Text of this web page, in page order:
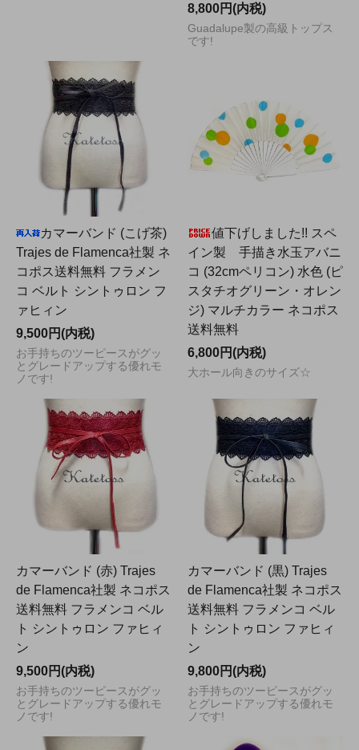
8,800円(内税)
Guadalupe製の高級トップス
です!
カマーバンド (こげ茶)
Trajes de Flamenca社製 ネ
コポス送料無料 フラメン
コ ベルト シントゥロン フ
ァヒィン
9,500円(内税)
お手持ちのツーピースがグッ
とグレードアップする優れモ
ノです!
値下げしました!! スペ
イン製 手描き水玉アバニ
コ (32cmペリコン) 水色 (ピ
スタチオグリーン・オレン
ジ) マルチカラー ネコポス
送料無料
6,800円(内税)
大ホール向きのサイズ☆
カマーバンド (赤) Trajes
de Flamenca社製 ネコポス
送料無料 フラメンコ ベル
ト シントゥロン ファヒィ
ン
9,500円(内税)
お手持ちのツーピースがグッ
とグレードアップする優れモ
ノです!
カマーバンド (黒) Trajes
de Flamenca社製 ネコポス
送料無料 フラメンコ ベル
ト シントゥロン ファヒィ
ン
9,800円(内税)
お手持ちのツーピースがグッ
とグレードアップする優れモ
ノです!